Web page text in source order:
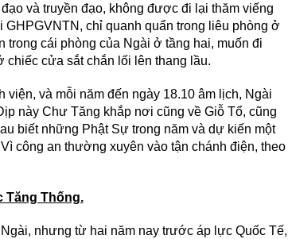
và truyền đạo, không được đi lại thăm viếng
chỉ quanh quẩn trong liêu phòng ở
trong cái phòng của Ngài ở tầng hai, muốn đi
cửa sắt chắn lối lên thang lầu.
và mỗi năm đến ngày 18.10 âm lịch, Ngài
này Chư Tăng khắp nơi cũng về Giỗ Tổ, cũng
biết những Phật Sự trong năm và dự kiến một
công an thường xuyên vào tận chánh điện, theo
Tăng Thống.
nhưng từ hai năm nay trước áp lực Quốc Tế,